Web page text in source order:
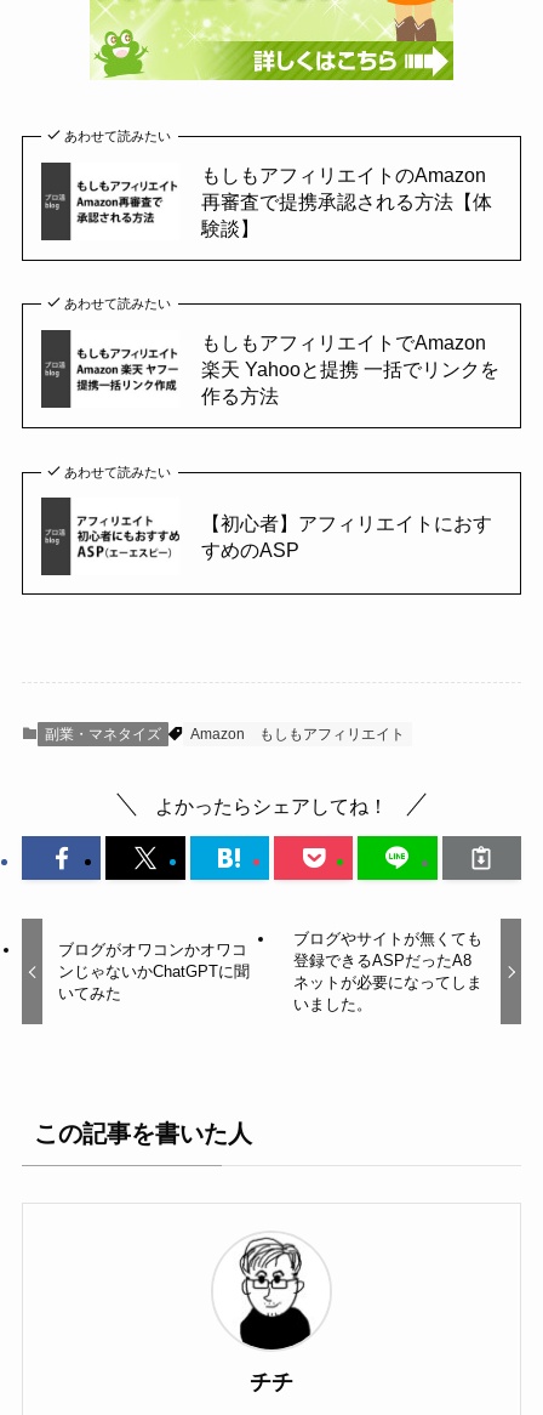
あわせて読みたい
もしもアフィリエイトのAmazon
再審査で提携承認される方法【体
験談】
あわせて読みたい
もしもアフィリエイトでAmazon
楽天 Yahooと提携 一括でリンクを
作る方法
あわせて読みたい
【初心者】アフィリエイトにおす
すめのASP
副業・マネタイズ Amazon もしもアフィリエイト
よかったらシェアしてね！
ブログがオワコンかオワコ
ンじゃないかChatGPTに聞
いてみた
ブログやサイトが無くても
登録できるASPだったA8
ネットが必要になってしま
いました。
この記事を書いた人
チチ